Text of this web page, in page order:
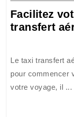
Facilitez
transfert
Le taxi transfert
pour commencer
votre voyage, il ...